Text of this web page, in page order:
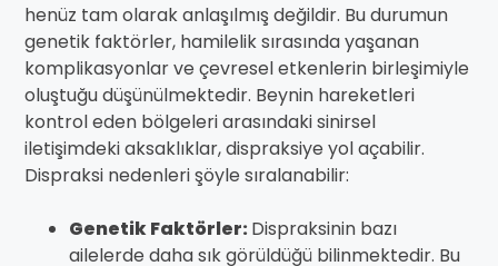
henüz tam olarak anlaşılmış değildir. Bu durumun
genetik faktörler, hamilelik sırasında yaşanan
komplikasyonlar ve çevresel etkenlerin birleşimiyle
oluştuğu düşünülmektedir. Beynin hareketleri
kontrol eden bölgeleri arasındaki sinirsel
iletişimdeki aksaklıklar, dispraksiye yol açabilir.
Dispraksi nedenleri şöyle sıralanabilir:
Genetik Faktörler:Dispraksinin bazı
ailelerde daha sık görüldüğü bilinmektedir. Bu